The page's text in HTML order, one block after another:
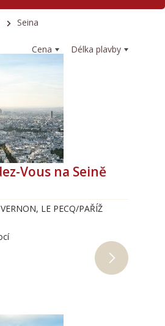
Seina
Cena Délka plavby
Vous na Seině
LE PECQ/PAŘÍŽ